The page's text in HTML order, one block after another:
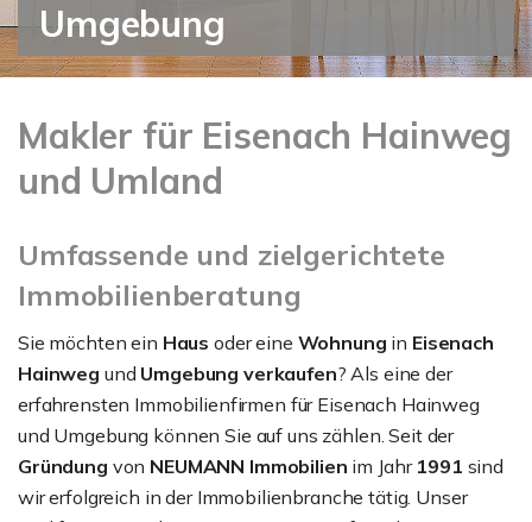
Umgebung
Makler für Eisenach Hainweg
und Umland
Umfassende und zielgerichtete
Immobilienberatung
Sie möchten ein Haus oder eine Wohnung in Eisenach
Hainweg und Umgebung verkaufen? Als eine der
erfahrensten Immobilienfirmen für Eisenach Hainweg
und Umgebung können Sie auf uns zählen. Seit der
Gründung von NEUMANN Immobilien im Jahr 1991 sind
wir erfolgreich in der Immobilienbranche tätig. Unser